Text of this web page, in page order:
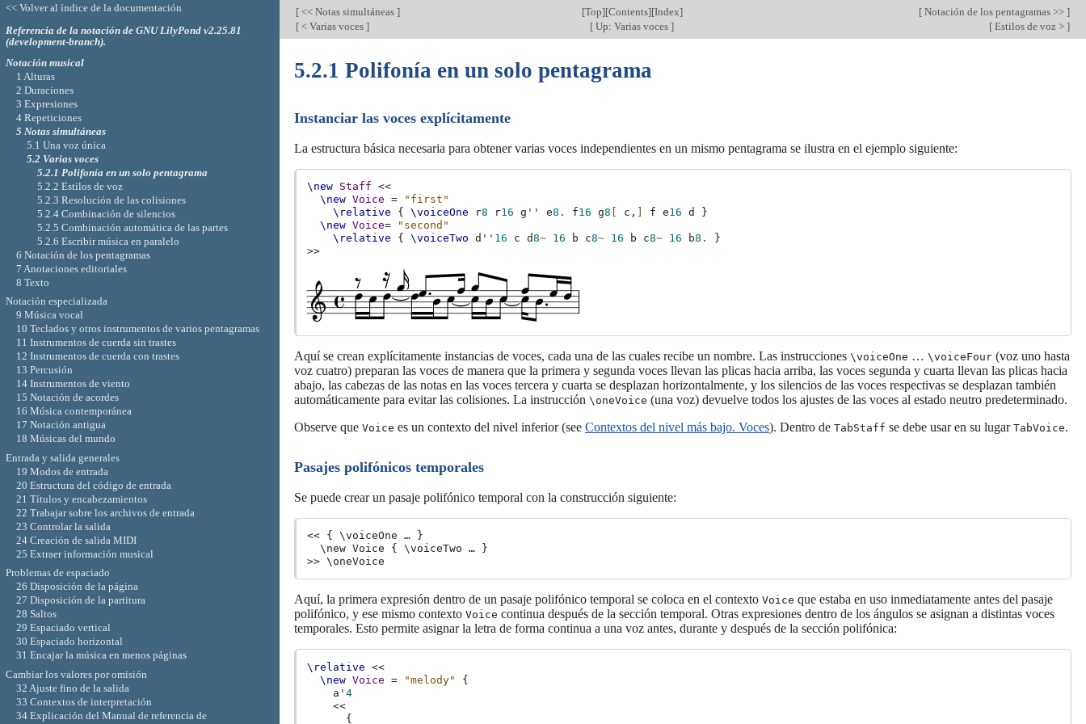
[ << Notas simultáneas ] [Top][Contents][Index] [ Notación de los pentagramas >> ]
[ < Varias voces ] [ Up: Varias voces ] [ Estilos de voz > ]
5.2.1 Polifonía en un solo pentagrama
Instanciar las voces explícitamente
La estructura básica necesaria para obtener varias voces independientes en un mismo pentagrama se ilustra en el ejemplo siguiente:
\new Staff
<<
\new Voice =
"first"
\relative
{ \voiceOne r8 r16 g'' e8. f16 g8 c, f e16 d
}
\new Voice=
"second"
\relative
{ \voiceTwo d'' 16 c d8~ 16 b c8~ 16 b c8~ 16 b8.
}
>>
Aquí se crean explícitamente instancias de voces, cada una de las cuales recibe un nombre. Las instrucciones \voiceOne … \voiceFour (voz uno hasta
voz cuatro) preparan las voces de manera que la primera y segunda voces llevan las plicas hacia arriba, las voces segunda y cuarta llevan las plicas hacia
abajo, las cabezas de las notas en las voces tercera y cuarta se desplazan horizontalmente, y los silencios de las voces respectivas se desplazan también
automáticamente para evitar las colisiones. La instrucción \oneVoice (una voz) devuelve todos los ajustes de las voces al estado neutro predeterminado.
Observe que Voice es un contexto del nivel inferior (see Contextos del nivel más bajo. Voces). Dentro de TabStaff se debe usar en su lugar TabVoice.
Pasajes polifónicos temporales
Se puede crear un pasaje polifónico temporal con la construcción siguiente:
<< { \voiceOne … }
  \new Voice { \voiceTwo … }
Aquí, la primera expresión dentro de un pasaje polifónico temporal se coloca en el contexto Voice que estaba en uso inmediatamente antes del pasaje
polifónico, y ese mismo contexto Voice continua después de la sección temporal. Otras expresiones dentro de los ángulos se asignan a distintas voces
temporales. Esto permite asignar la letra de forma continua a una voz antes, durante y después de la sección polifónica:
\relative
<<
\new Voice = "melody"
{
a'4
<<
{
<< Volver al índice de la documentación
Referencia de la notación de GNU LilyPond v2.25.81
(development-branch).
Notación musical
1 Alturas
2 Duraciones
3 Expresiones
4 Repeticiones
5 Notas simultáneas
5.1 Una voz única
5.2 Varias voces
5.2.1 Polifonía en un solo pentagrama
5.2.2 Estilos de voz
5.2.3 Resolución de las colisiones
5.2.4 Combinación de silencios
5.2.5 Combinación automática de las partes
5.2.6 Escribir música en paralelo
6 Notación de los pentagramas
7 Anotaciones editoriales
8 Texto
Notación especializada
9 Música vocal
10 Teclados y otros instrumentos de varios pentagramas
11 Instrumentos de cuerda sin trastes
12 Instrumentos de cuerda con trastes
13 Percusión
14 Instrumentos de viento
15 Notación de acordes
16 Música contemporánea
17 Notación antigua
18 Músicas del mundo
Entrada y salida generales
19 Modos de entrada
20 Estructura del código de entrada
21 Títulos y encabezamientos
22 Trabajar sobre los archivos de entrada
23 Controlar la salida
24 Creación de salida MIDI
25 Extraer información musical
Problemas de espaciado
26 Disposición de la página
27 Disposición de la partitura
28 Saltos
29 Espaciado vertical
30 Espaciado horizontal
31 Encajar la música en menos páginas
Cambiar los valores por omisión
32 Ajuste fino de la salida
33 Contextos de interpretación
34 Explicación del Manual de referencia de